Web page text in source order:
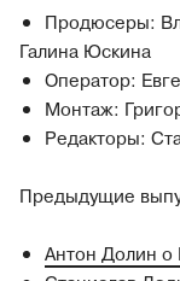
Продюсеры:
Галина Юскина
Оператор:
Монтаж:
Редакторы:
Предыдущие
Антон Долин о